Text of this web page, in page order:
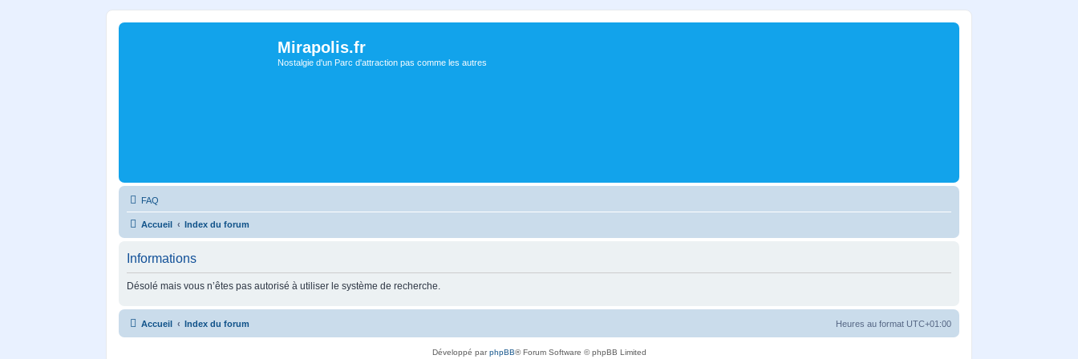
Mirapolis.fr
Nostalgie d'un Parc d'attraction pas comme les autres
FAQ
Accueil Index du forum
Informations
Désolé mais vous n’êtes pas autorisé à utiliser le système de recherche.
Accueil Index du forum Heures au format UTC+01:00
Développé parphpBB® Forum Software © phpBB Limited